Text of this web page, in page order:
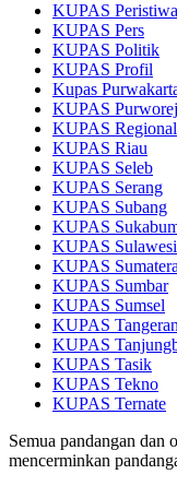
KUPAS Peristiwa
KUPAS Pers
KUPAS Politik
KUPAS Profil
Kupas
KUPAS
KUPAS Regional
KUPAS Riau
KUPAS Seleb
KUPAS Serang
KUPAS Subang
KUPAS
KUPAS Sulawesi
KUPAS Sumatera
KUPAS Sumbar
KUPAS Sumsel
KUPAS
KUPAS
KUPAS Tasik
KUPAS Tekno
KUPAS Ternate
Semua pandangan dan
mencerminkan